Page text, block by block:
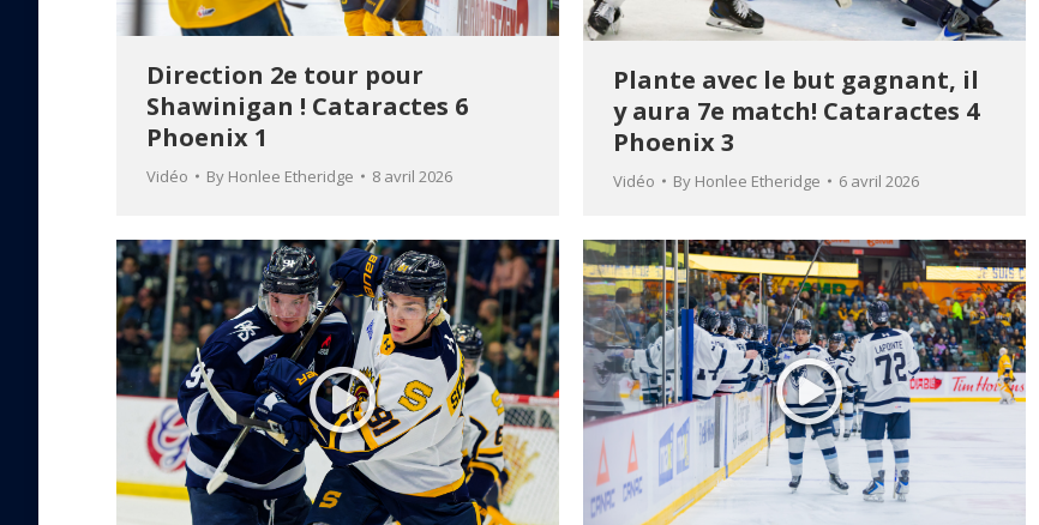
Direction 2e tour pour
Shawinigan ! Cataractes 6
Phoenix 1
Vidéo By Honlee Etheridge 8 avril 2026
Plante avec le but gagnant, il
y aura 7e match! Cataractes 4
Phoenix 3
Vidéo By Honlee Etheridge 6 avril 2026